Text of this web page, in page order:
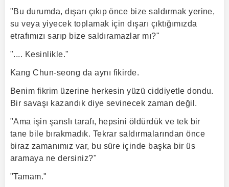
"Bu durumda, dışarı çıkıp önce bize saldırmak yerine,
su veya yiyecek toplamak için dışarı çıktığımızda
etrafımızı sarıp bize saldıramazlar mı?"
".... Kesinlikle."
Kang Chun-seong da aynı fikirde.
Benim fikrim üzerine herkesin yüzü ciddiyetle dondu.
Bir savaşı kazandık diye sevinecek zaman değil.
"Ama işin şanslı tarafı, hepsini öldürdük ve tek bir
tane bile bırakmadık. Tekrar saldırmalarından önce
biraz zamanımız var, bu süre içinde başka bir üs
aramaya ne dersiniz?"
"Tamam."